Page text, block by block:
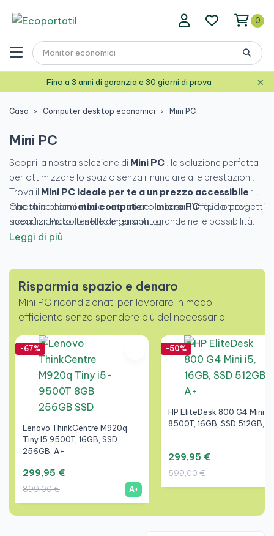
0
Fino a 3 anni di garanzia e 30 giorni di prova ×
Casa Computer desktop economici Mini PC
Mini PC
Scopri la nostra selezione di Mini PC , la soluzione perfetta
per ottimizzare lo spazio senza rinunciare alle prestazioni.
Trova il Mini PC ideale per te a un prezzo accessibile :
macchine compatte e potenti per la casa, l'ufficio o progetti
specifici. Piccolo nelle dimensioni, grande nelle possibilità.
Che tu lo chiamimini computeromicro PC, qui lo trovi
ricondizionato, testato e garantito.
Leggi di più
Risparmia spazio e denaro
Mini PC ricondizionati per lavorare in modo
efficiente senza spendere più del necessario.
-67%
Lenovo ThinkCentre M920q
Tiny I5 9500T, 16GB, SSD
256GB, A+
299,95 €
899,00 € A+
-50%
HP EliteDesk 800 G4 Mini I5
8500T, 16GB, SSD 512GB,
299,95 €
599,00 €